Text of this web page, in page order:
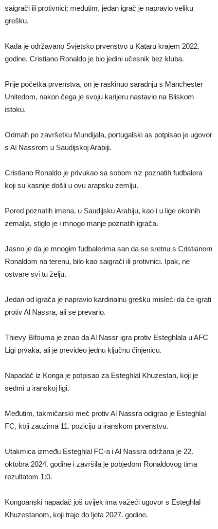
država traži pravdu
saigrači ili protivnici; međutim, jedan igrač je napravio veliku
grešku.
Kada je održavano Svjetsko prvenstvo u Kataru krajem 2022.
godine, Cristiano Ronaldo je bio jedini učesnik bez kluba.
Prije početka prvenstva, on je raskinuo saradnju s Manchester
Unitedom, nakon čega je svoju karijeru nastavio na Bliskom
istoku.
Odmah po završetku Mundijala, portugalski as potpisao je ugovor
s Al Nassrom u Saudijskoj Arabiji.
Cristiano Ronaldo je privukao sa sobom niz poznatih fudbalera
koji su kasnije došli u ovu arapsku zemlju.
Pored poznatih imena, u Saudijsku Arabiju, kao i u lige okolnih
zemalja, stiglo je i mnogo manje poznatih igrača.
Jasno je da je mnogim fudbalerima san da se sretnu s Cristianom
Ronaldom na terenu, bilo kao saigrači ili protivnici. Ipak, ne
ostvare svi tu želju.
Jedan od igrača je napravio kardinalnu grešku misleći da će igrati
protiv Al Nassra, ali se prevario.
Thievy Bifouma je znao da Al Nassr igra protiv Esteghlala u AFC
Ligi prvaka, ali je prevideo jednu ključnu činjenicu.
Napadač iz Konga je potpisao za Esteghlal Khuzestan, koji je
sedmi u iranskoj ligi.
Međutim, takmičarski meč protiv Al Nassra odigrao je Esteghlal
FC, koji zauzima 11. poziciju u iranskom prvenstvu.
Utakmica između Esteghlal FC-a i Al Nassra održana je 22.
oktobra 2024. godine i završila je pobjedom Ronaldovog tima
rezultatom 1:0.
Kongoanski napadač još uvijek ima važeći ugovor s Esteghlal
Khuzestanom, koji traje do ljeta 2027. godine.